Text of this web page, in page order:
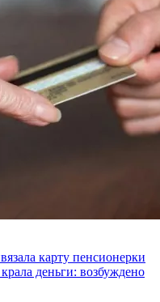
карту пенсионерки
деньги: возбуждено